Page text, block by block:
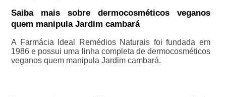
Saiba mais sobre dermocosméticos veganos
quem manipula Jardim cambará
A Farmácia Ideal Remédios Naturais foi fundada em
1986 e possui uma linha completa de dermocosméticos
veganos quem manipula Jardim cambará.